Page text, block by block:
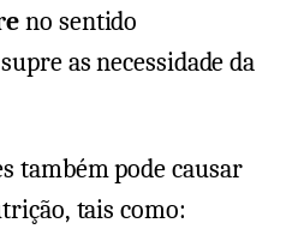
no sentido
as necessidade da
também pode causar
tais como: